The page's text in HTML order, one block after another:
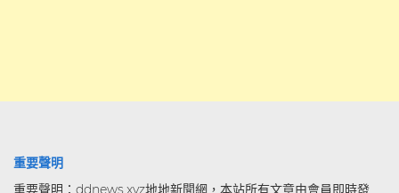
重要聲明
重要聲明：ddnews.xyz地地新聞網，本站所有文章由會員即時發